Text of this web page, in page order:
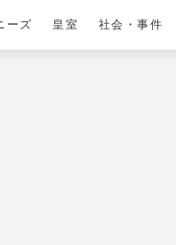
ーズ 皇室 社会・事件